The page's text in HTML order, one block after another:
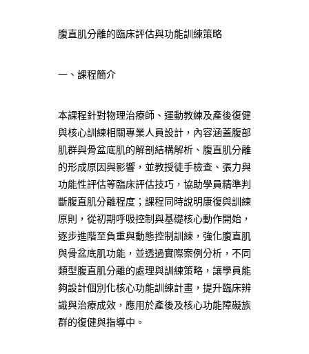
腹直肌分離的臨床評估與功能訓練策略
一、課程簡介
本課程針對物理治療師、運動教練及產後復健
與核心訓練相關專業人員設計，內容涵蓋腹部
肌群與骨盆底肌的解剖結構解析、腹直肌分離
的形成原因與影響，並教授徒手檢查、張力與
功能性評估等臨床評估技巧，協助學員精準判
斷腹直肌分離程度；課程同時說明康復與訓練
原則，從初期呼吸控制與基礎核心動作開始，
逐步進階至負重與動態控制訓練，強化腹直肌
與骨盆底肌功能，並透過實際案例分析，不同
類型腹直肌分離的處理與訓練策略，讓學員能
夠設計個別化核心功能訓練計畫，提升臨床辨
識與治療成效，應用於產後及核心功能障礙族
群的復健與指導中。